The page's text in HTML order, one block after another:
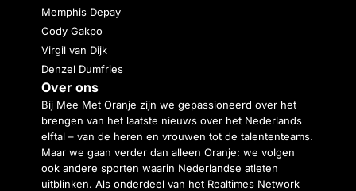
Memphis Depay
Cody Gakpo
Virgil van Dijk
Denzel Dumfries
Over ons
Bij Mee Met Oranje zijn we gepassioneerd over het
brengen van het laatste nieuws over het Nederlands
elftal – van de heren en vrouwen tot de talententeams.
Maar we gaan verder dan alleen Oranje: we volgen
ook andere sporten waarin Nederlandse atleten
uitblinken. Als onderdeel van het Realtimes Network